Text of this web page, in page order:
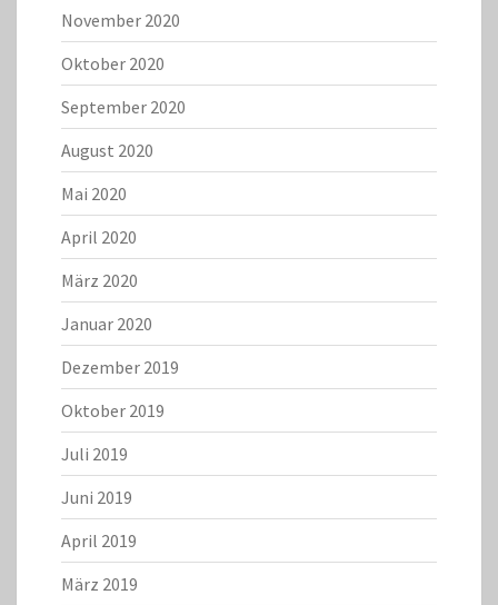
November 2020
Oktober 2020
September 2020
August 2020
Mai 2020
April 2020
März 2020
Januar 2020
Dezember 2019
Oktober 2019
Juli 2019
Juni 2019
April 2019
März 2019